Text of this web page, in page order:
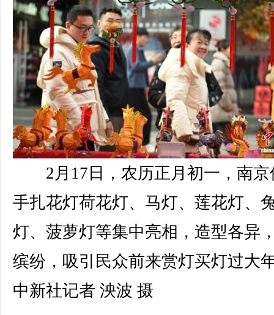
2月17日，农历正月初一，南京
手扎花灯荷花灯、马灯、莲花灯、
灯、菠萝灯等集中亮相，造型各异
缤纷，吸引民众前来赏灯买灯过
中新社记者 泱波 摄